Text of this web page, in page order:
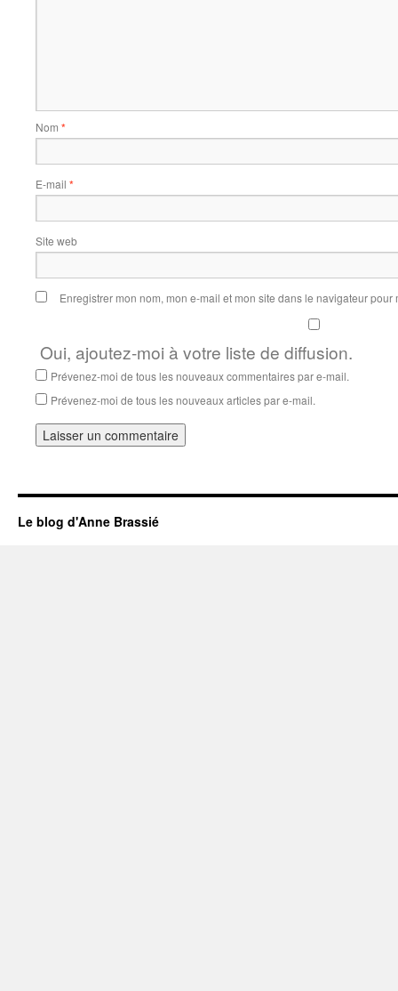
Nom *
E-mail *
Site web
Enregistrer mon nom, mon e-mail et mon site dans le navigateur
Oui, ajoutez-moi à votre liste de diffusion.
Prévenez-moi de tous les nouveaux commentaires par e-mail.
Prévenez-moi de tous les nouveaux articles par e-mail.
Le blog d'Anne Brassié